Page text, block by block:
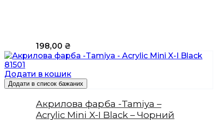
198,00 ₴
Додати в кошик
Додати в список бажаних
Акрилова фарба -Tamiya –
Acrylic Mini X-I Black – Чорний